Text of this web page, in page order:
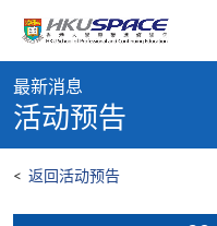
content
content
start
最新消息
活动预告
< 返回活动预告